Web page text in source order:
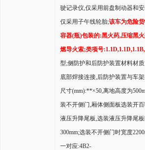
驶记录仪,仅采用前盘制动器和
仅采用子午线轮胎;该车为危险
容器(瓶)包装的:黑火药,压缩黑
燃导火索;类项号
型;侧防护和后防护装置材料材
底部焊接连接,后防护装置与车
尺寸(mm):**×50,离地高度为
装不开侧门,厢体侧面板选装开
液压升降尾板,选装液压升降尾
300mm;选装不开侧门时宽度
一对应:4B2-